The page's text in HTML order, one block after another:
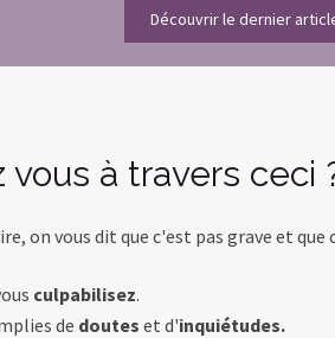
Découvrir le dernier
vous à travers ceci
on vous dit que c'est pas grave et que
culpabilisez.
de doutes et d'inquiétudes.